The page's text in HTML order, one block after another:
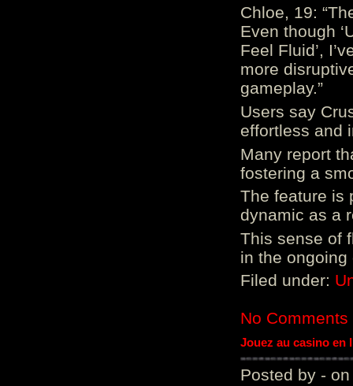
Chloe, 19:
Even though
Feel Fluid’,
more
gameplay.”
Users say
effortless and
Many report
fostering a
The feature is
dynamic as a
This sense of
in the ongoing
Filed under:
No Comments
Jouez au casino en
Posted by - on